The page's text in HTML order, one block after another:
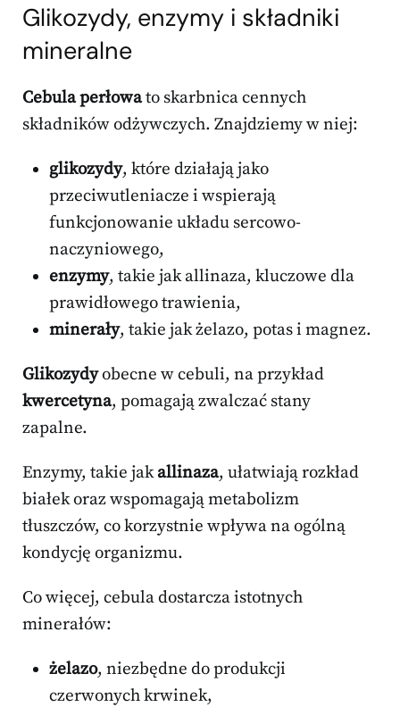
Glikozydy, enzymy i składniki
mineralne
Cebula perłowato skarbnica cennych
składników odżywczych. Znajdziemy w niej:
glikozydy, które działają jako
przeciwutleniacze i wspierają
funkcjonowanie układu sercowo-
naczyniowego,
enzymy, takie jak allinaza, kluczowe dla
prawidłowego trawienia,
minerały, takie jak żelazo, potas i magnez.
Glikozydyobecne w cebuli, na przykład
kwercetyna, pomagają zwalczać stany
zapalne.
Enzymy, takie jakallinaza, ułatwiają rozkład
białek oraz wspomagają metabolizm
tłuszczów, co korzystnie wpływa na ogólną
kondycję organizmu.
Co więcej, cebula dostarcza istotnych
minerałów:
żelazo, niezbędne do produkcji
czerwonych krwinek,